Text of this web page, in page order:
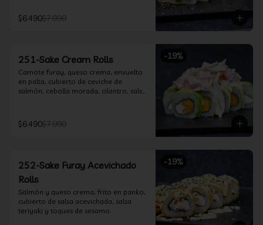
$6.490$7.990
-19%
251-Sake Cream Rolls
Camote furay, queso crema, envuelto
en palta, cubierto de ceviche de
salmón, cebolla morada, cilantro, salsa
$6.490$7.990
-19%
252-Sake Furay Acevichado
Rolls
Salmón y queso crema, frito en panko,
cubierto de salsa acevichada, salsa
teriyaki y toques de sesamo.